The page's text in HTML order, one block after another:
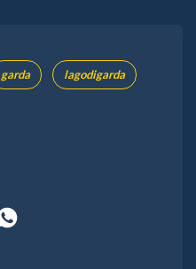
garda lagodigarda